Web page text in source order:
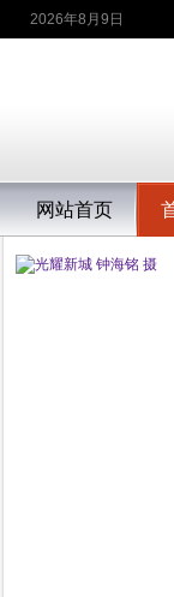
2026年8月9日
网站首页